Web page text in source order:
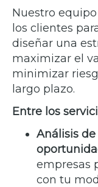
Nuestro
los clientes
diseñar una
maximizar el
minimizar
largo plazo.
Entre los
Análisis
empresas
con tu